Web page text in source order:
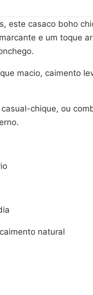
este casaco boho
e um toque
macio, caimento
chique, ou
natural